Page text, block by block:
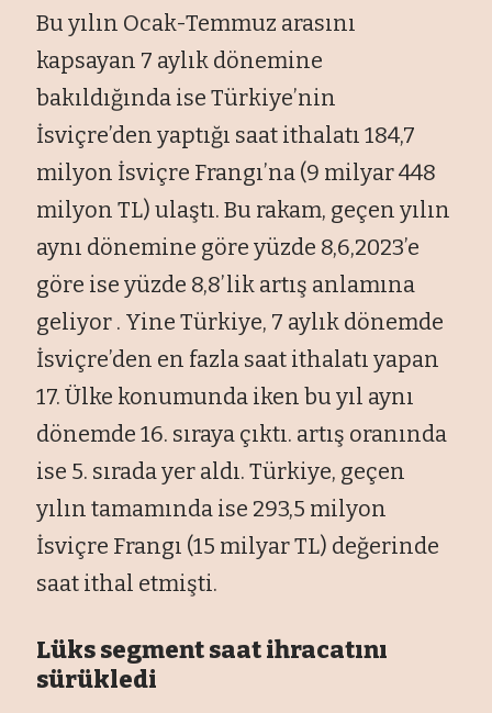
Bu yılın Ocak-Temmuz arasını
kapsayan 7 aylık dönemine
bakıldığında ise Türkiye’nin
İsviçre’den yaptığı saat ithalatı 184,7
milyon İsviçre Frangı’na (9 milyar 448
milyon TL) ulaştı. Bu rakam, geçen yılın
aynı dönemine göre yüzde 8,6,2023’e
göre ise yüzde 8,8’lik artış anlamına
geliyor . Yine Türkiye, 7 aylık dönemde
İsviçre’den en fazla saat ithalatı yapan
17. Ülke konumunda iken bu yıl aynı
dönemde 16. sıraya çıktı. artış oranında
ise 5. sırada yer aldı. Türkiye, geçen
yılın tamamında ise 293,5 milyon
İsviçre Frangı (15 milyar TL) değerinde
saat ithal etmişti.
Lüks segment saat ihracatını
sürükledi